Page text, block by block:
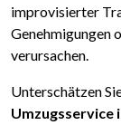
improvisierter
Genehmigungen
verursachen.
Unterschätzen
Umzugsservice